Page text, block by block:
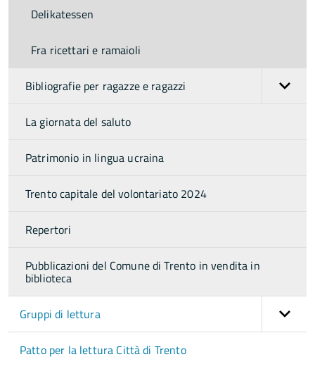
Delikatessen
Fra ricettari e ramaioli
Bibliografie per ragazze e ragazzi
La giornata del saluto
Patrimonio in lingua ucraina
Trento capitale del volontariato 2024
Repertori
Pubblicazioni del Comune di Trento in vendita in
biblioteca
Gruppi di lettura
Patto per la lettura Città di Trento